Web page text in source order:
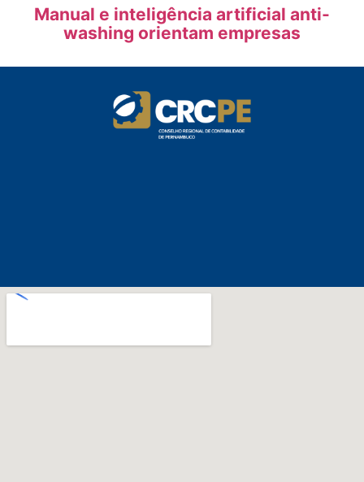
Manual e inteligência artificial anti-
washing orientam empresas